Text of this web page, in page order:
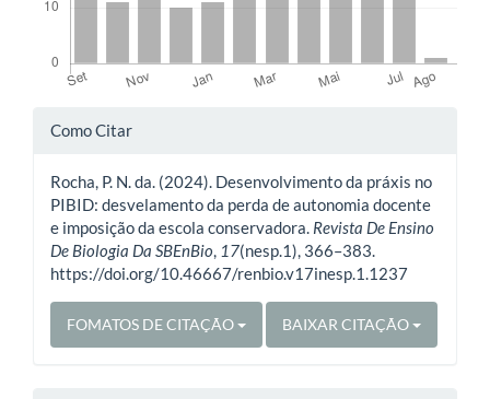
Detalhes
artigo
Como Citar
Rocha, P. N. da. (2024). Desenvolvimento da práxis no
PIBID: desvelamento da perda de autonomia docente
e imposição da escola conservadora. Revista De Ensino
De Biologia Da SBEnBio, 17(nesp.1), 366–383.
https://doi.org/10.46667/renbio.v17inesp.1.1237
FOMATOS DE CITAÇÃO BAIXAR CITAÇÃO